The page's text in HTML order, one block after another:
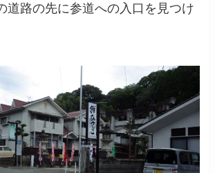
道路の先に参道への入口を見つけ